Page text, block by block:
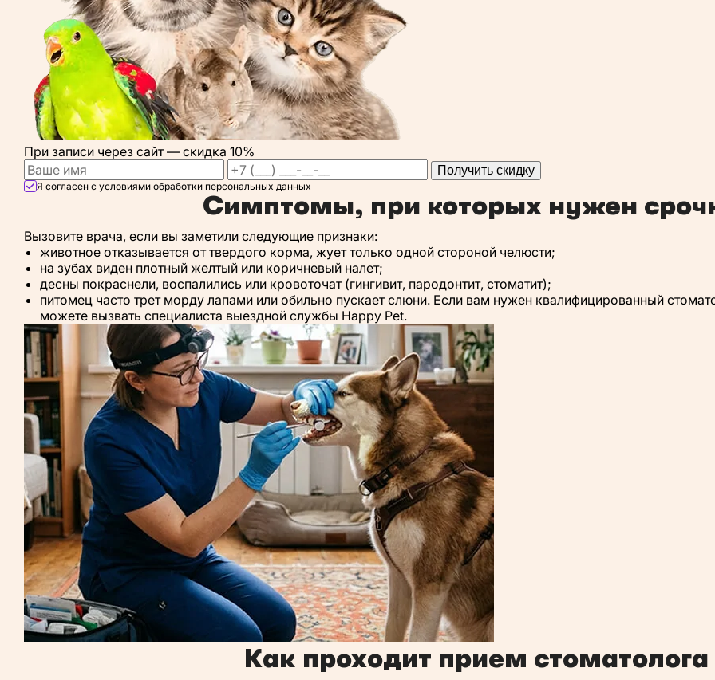
При записи через сайт — скидка 10%
Получить скидку
Я согласен с условиями обработки персональных данных
Симптомы, при которых нужен
Вызовите врача, если вы заметили следующие признаки:
животное отказывается от твердого корма, жует только одной стороной челюсти;
на зубах виден плотный желтый или коричневый налет;
десны покраснели, воспалились или кровоточат (гингивит, пародонтит, стоматит);
питомец часто трет морду лапами или обильно пускает слюни. Если вам нужен квалифицированный
можете вызвать специалиста выездной службы Happy Pet.
Как проходит прием